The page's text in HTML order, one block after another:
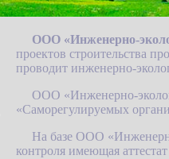
ООО «Инженерно-
проектов строительства
проводит инженерно-
ООО «Инженерно-
«Саморегулируемых
На базе ООО
контроля имеющая